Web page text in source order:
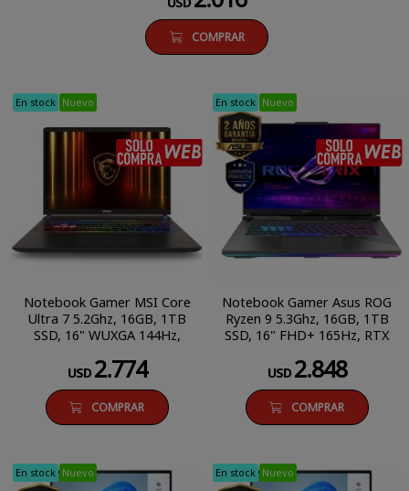
COMPRAR
En stock
SÓLO COMPRA WEB
Nuevo
Notebook Gamer MSI Core
Ultra 7 5.2Ghz, 16GB, 1TB
SSD, 16" WUXGA 144Hz,
USD 2.774
COMPRAR
En stock Nuevo
Notebook Gamer Asus ROG
Ryzen 9 5.3Ghz, 16GB, 1TB
SSD, 16" FHD+ 165Hz, RTX
USD 2.848
COMPRAR
En stock Nuevo En stock Nuevo